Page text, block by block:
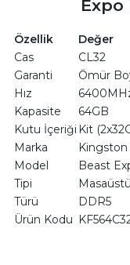
Expo
Özellik
Değer
Cas
CL32
Garanti
Ömür
Hız
Kapasite
64GB
Kutu İçeriği Kit
Marka
Kingston
Model
Beast
Tipi
Masaüstü
Türü
DDR5
Ürün Kodu